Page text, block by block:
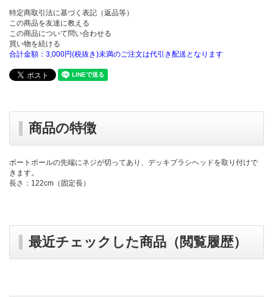
特定商取引法に基づく表記（返品等）
この商品を友達に教える
この商品について問い合わせる
買い物を続ける
合計金額：3,000円(税抜き)未満のご注文は代引き配送となります
商品の特徴
ボートポールの先端にネジが切ってあり、デッキブラシヘッドを取り付けで
きます。
長さ：122cm（固定長）
最近チェックした商品（閲覧履歴）